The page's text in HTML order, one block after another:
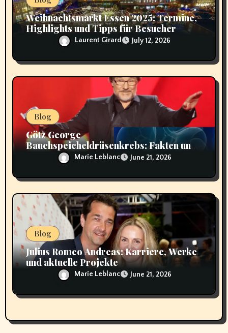
Weihnachtsmarkt Essen 2025: Termine,
Highlights und Tipps für Besucher
Laurent Girard July 12, 2026
Blog
Götz George
Bauchspeicheldrüsenkrebs: Fakten und
HintergründeMarie Leblanc June 21, 2026
Blog
Julius Romeo Andreas: Karriere, Werke
und aktuelle Projekte
Marie Leblanc June 21, 2026